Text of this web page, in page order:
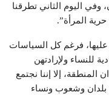
وفي اليوم الثاني تطرقنا
المرأة”.
عليها، فرغم كل السياسات
للنساء ولإرادتهن
إلا إننا نجتمع
بلدان وشعوب ونساء